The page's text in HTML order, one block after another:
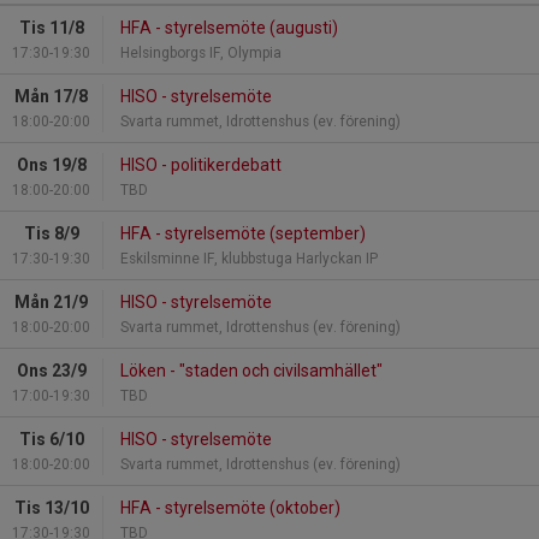
Tis 11/8
17:30-19:30
HFA - styrelsemöte (augusti)
Helsingborgs IF, Olympia
Mån 17/8
18:00-20:00
HISO - styrelsemöte
Svarta rummet, Idrottenshus (ev. förening)
Ons 19/8
18:00-20:00
HISO - politikerdebatt
TBD
Tis 8/9
17:30-19:30
HFA - styrelsemöte (september)
Eskilsminne IF, klubbstuga Harlyckan IP
Mån 21/9
18:00-20:00
HISO - styrelsemöte
Svarta rummet, Idrottenshus (ev. förening)
Ons 23/9
17:00-19:30
Löken - "staden och civilsamhället"
TBD
Tis 6/10
18:00-20:00
HISO - styrelsemöte
Svarta rummet, Idrottenshus (ev. förening)
Tis 13/10
17:30-19:30
HFA - styrelsemöte (oktober)
TBD